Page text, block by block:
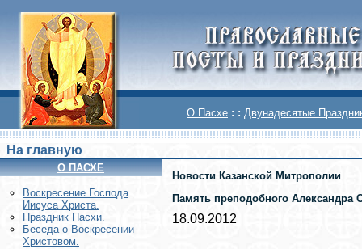
О Пасхе : : Двунадесятые
На главную
О ПАСХЕ
Воскреcение Господа
Иисуса Христа.
Праздник Пасхи.
Беседа о Воскресении
Христовом.
Новости Казанской Митрополии
Память преподобного Александра
18.09.2012